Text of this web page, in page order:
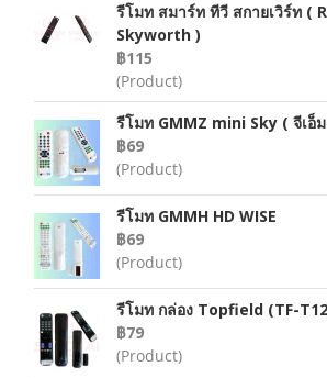
รีโมท สมาร์ท ทีวี สกายเวิร์ท (
Skyworth )
฿115
(Product)
รีโมท GMMZ mini Sky ( จีเอ็
฿69
(Product)
รีโมท GMMH HD WISE
฿69
(Product)
รีโมท กล่อง Topfield (TF-
฿79
(Product)